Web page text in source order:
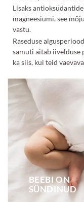
Lisaks
magneesiumi, see
vastu.
Raseduse
samuti aitab iivelduse
ka siis, kui teid
BEEBI ON
SÜNDINUD